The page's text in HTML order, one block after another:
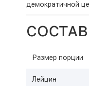
демократичной
Размер порции
Лейцин